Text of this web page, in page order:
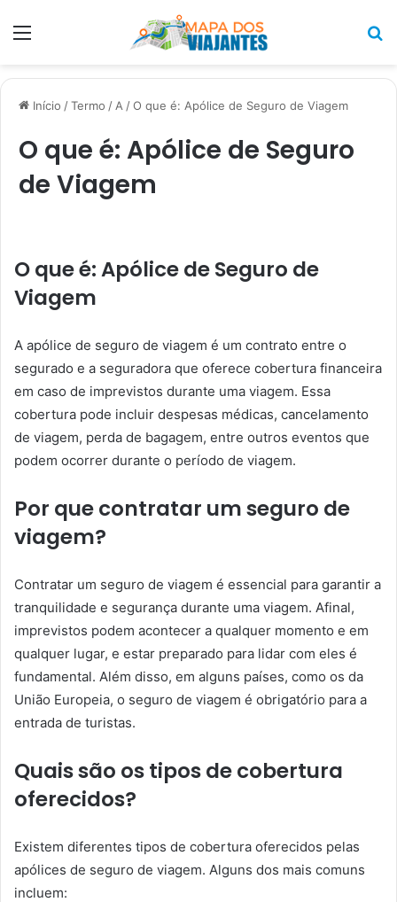
Menu
Início /Termo / A /O que é: Apólice de Seguro de Viagem
O que é: Apólice de Seguro
de Viagem
O que é: Apólice de Seguro de
Viagem
A apólice de seguro de viagem é um contrato entre o
segurado e a seguradora que oferece cobertura financeira
em caso de imprevistos durante uma viagem. Essa
cobertura pode incluir despesas médicas, cancelamento
de viagem, perda de bagagem, entre outros eventos que
podem ocorrer durante o período de viagem.
Por que contratar um seguro de
viagem?
Contratar um seguro de viagem é essencial para garantir a
tranquilidade e segurança durante uma viagem. Afinal,
imprevistos podem acontecer a qualquer momento e em
qualquer lugar, e estar preparado para lidar com eles é
fundamental. Além disso, em alguns países, como os da
União Europeia, o seguro de viagem é obrigatório para a
entrada de turistas.
Quais são os tipos de cobertura
oferecidos?
Existem diferentes tipos de cobertura oferecidos pelas
apólices de seguro de viagem. Alguns dos mais comuns
incluem: